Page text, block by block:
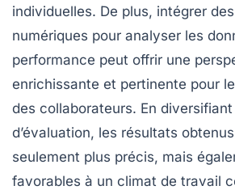
individuelles. De plus, intégrer
numériques pour analyser les
performance peut offrir une
enrichissante et pertinente pour
des collaborateurs. En
d’évaluation, les résultats
seulement plus précis, mais
favorables à un climat de travail